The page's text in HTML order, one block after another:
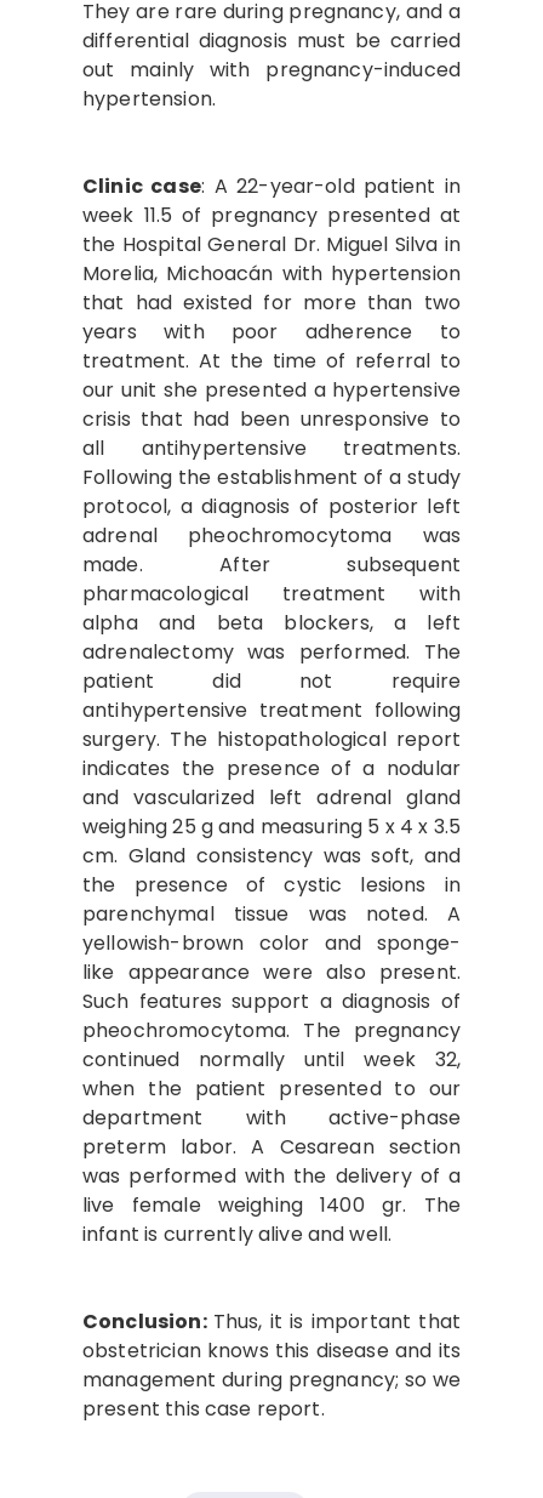
They are rare during pregnancy, and a
differential diagnosis must be carried
out mainly with pregnancy-induced
hypertension.
Clinic case: A 22-year-old patient in
week 11.5 of pregnancy presented at
the Hospital General Dr. Miguel Silva in
Morelia, Michoacán with hypertension
that had existed for more than two
years with poor adherence to
treatment. At the time of referral to
our unit she presented a hypertensive
crisis that had been unresponsive to
all antihypertensive treatments.
Following the establishment of a study
protocol, a diagnosis of posterior left
adrenal pheochromocytoma was
made. After subsequent
pharmacological treatment with
alpha and beta blockers, a left
adrenalectomy was performed. The
patient did not require
antihypertensive treatment following
surgery. The histopathological report
indicates the presence of a nodular
and vascularized left adrenal gland
weighing 25 g and measuring 5 x 4 x 3.5
cm. Gland consistency was soft, and
the presence of cystic lesions in
parenchymal tissue was noted. A
yellowish-brown color and sponge-
like appearance were also present.
Such features support a diagnosis of
pheochromocytoma. The pregnancy
continued normally until week 32,
when the patient presented to our
department with active-phase
preterm labor. A Cesarean section
was performed with the delivery of a
live female weighing 1400 gr. The
infant is currently alive and well.
Conclusion: Thus, it is important that
obstetrician knows this disease and its
management during pregnancy; so we
present this case report.